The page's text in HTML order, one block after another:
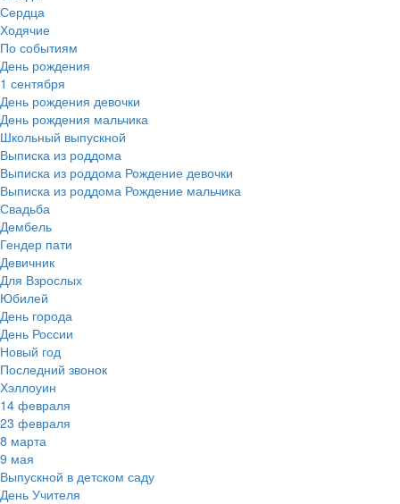
Сердца
Ходячие
По событиям
День рождения
1 сентября
День рождения девочки
День рождения мальчика
Школьный выпускной
Выписка из роддома
Выписка из роддома Рождение девочки
Выписка из роддома Рождение мальчика
Свадьба
Дембель
Гендер пати
Девичник
Для Взрослых
Юбилей
День города
День России
Новый год
Последний звонок
Хэллоуин
14 февраля
23 февраля
8 марта
9 мая
Выпускной в детском саду
День Учителя